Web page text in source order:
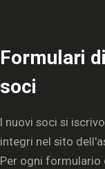
Formulari
soci
I nuovi soci si
integri nel sito
Per ogni formulario